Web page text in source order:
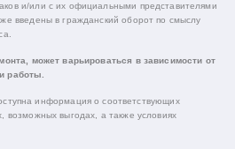
и/или с их официальными представителями
введены в гражданский оборот по смыслу
может варьироваться в зависимости от
работы.
информация о соответствующих
возможных выгодах, а также условиях